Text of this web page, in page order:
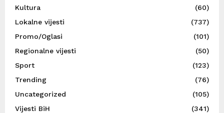
Kultura
(60)
Lokalne vijesti
(737)
Promo/Oglasi
(101)
Regionalne vijesti
(50)
Sport
(123)
Trending
(76)
Uncategorized
(105)
Vijesti BiH
(341)